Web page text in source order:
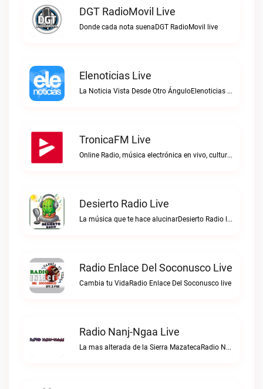
DGT RadioMovil Live
Donde cada nota suenaDGT RadioMovil live
Elenoticias Live
La Noticia Vista Desde Otro ÁnguloElenoticias live
TronicaFM Live
Online Radio, música electrónica en vivo, cultura electrónica, Top 10 semanal, videos, descargasTronicaFM live
Desierto Radio Live
La música que te hace alucinarDesierto Radio live
Radio Enlace Del Soconusco Live
Cambia tu VidaRadio Enlace Del Soconusco live
Radio Nanj-Ngaa Live
La mas alterada de la Sierra MazatecaRadio Nanj-Ngaa live